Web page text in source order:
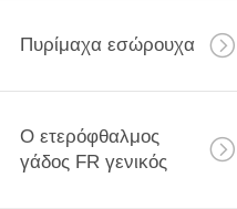
Πυρίμαχα εσώρουχα
Ο ετερόφθαλμος
γάδος FR γενικός